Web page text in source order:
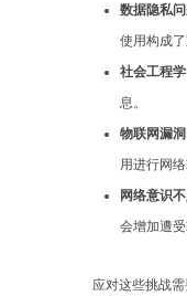
数据隐私问
使用构成了
社会工程学
息。
物联网漏洞
用进行网络
网络意识不
会增加遭受
应对这些挑战